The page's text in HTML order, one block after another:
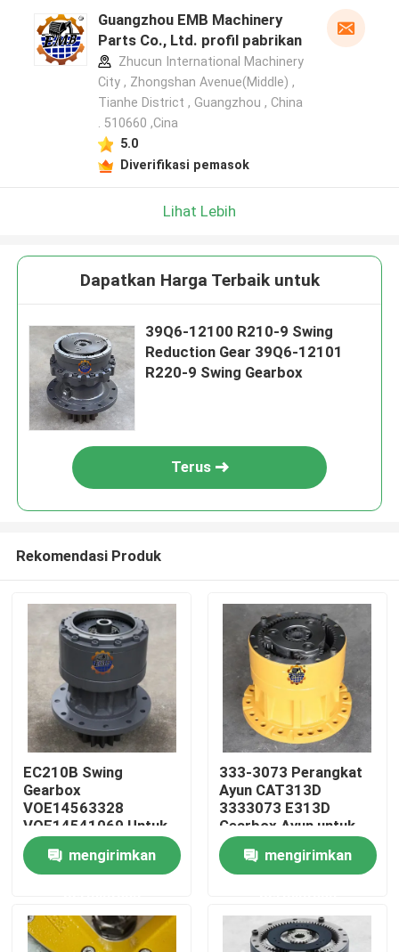
Rumah
Tentang kami
Guangzhou EMB Machinery
Parts Co., Ltd. profil pabrikan
Zhucun International Machinery
City , Zhongshan Avenue(Middle) ,
Tianhe District , Guangzhou , China
. 510660 ,Cina
5.0
Diverifikasi pemasok
Lihat Lebih
Dapatkan Harga Terbaik untuk
39Q6-12100 R210-9 Swing
Reduction Gear 39Q6-12101
R220-9 Swing Gearbox
Terus
Rekomendasi Produk
EC210B Swing
Gearbox
VOE14563328
VOE14541069 Untuk
EC210 Slew Reducer
mengirimkan
333-3073 Perangkat
Ayun CAT313D
3333073 E313D
Gearbox Ayun untuk
Suku Cadang
Excavatormengirimkan